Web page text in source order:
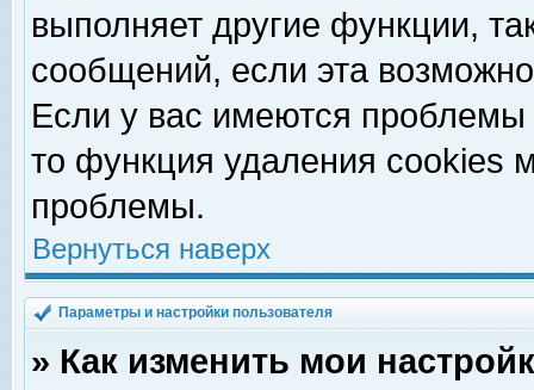
выполняет другие функции,
сообщений, если эта
Если у вас имеются
то функция удаления cookies
проблемы.
Вернуться наверх
Параметры и настройки пользователя
» Как изменить мои